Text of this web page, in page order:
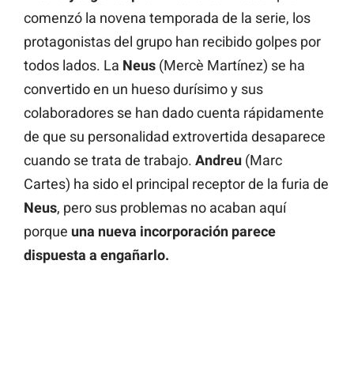
comenzó la novena temporada de la serie, los
protagonistas del grupo han recibido golpes por
todos lados. La Neus (Mercè Martínez) se ha
convertido en un hueso durísimo y sus
colaboradores se han dado cuenta rápidamente
de que su personalidad extrovertida desaparece
cuando se trata de trabajo. Andreu (Marc
Cartes) ha sido el principal receptor de la furia de
Neus, pero sus problemas no acaban aquí
porque una nueva incorporación parece
dispuesta a engañarlo.